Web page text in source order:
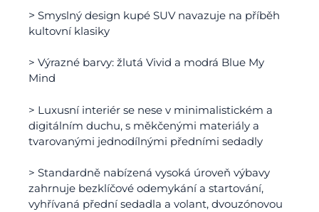
> Smyslný design kupé SUV navazuje na příběh
kultovní klasiky
> Výrazné barvy: žlutá Vivid a modrá Blue My
Mind
> Luxusní interiér se nese v minimalistickém a
digitálním duchu, s měkčenými materiály a
tvarovanými jednodílnými předními sedadly
> Standardně nabízená vysoká úroveň výbavy
zahrnuje bezklíčové odemykání a startování,
vyhřívaná přední sedadla a volant, dvouzónovou